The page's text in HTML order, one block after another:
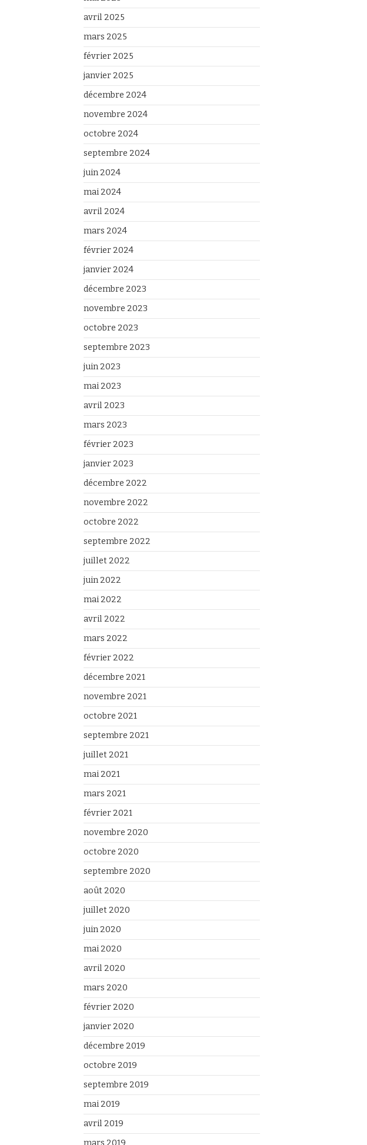
avril 2025
mars 2025
février 2025
janvier 2025
décembre 2024
novembre 2024
octobre 2024
septembre 2024
juin 2024
mai 2024
avril 2024
mars 2024
février 2024
janvier 2024
décembre 2023
novembre 2023
octobre 2023
septembre 2023
juin 2023
mai 2023
avril 2023
mars 2023
février 2023
janvier 2023
décembre 2022
novembre 2022
octobre 2022
septembre 2022
juillet 2022
juin 2022
mai 2022
avril 2022
mars 2022
février 2022
décembre 2021
novembre 2021
octobre 2021
septembre 2021
juillet 2021
mai 2021
mars 2021
février 2021
novembre 2020
octobre 2020
septembre 2020
août 2020
juillet 2020
juin 2020
mai 2020
avril 2020
mars 2020
février 2020
janvier 2020
décembre 2019
octobre 2019
septembre 2019
mai 2019
avril 2019
mars 2019